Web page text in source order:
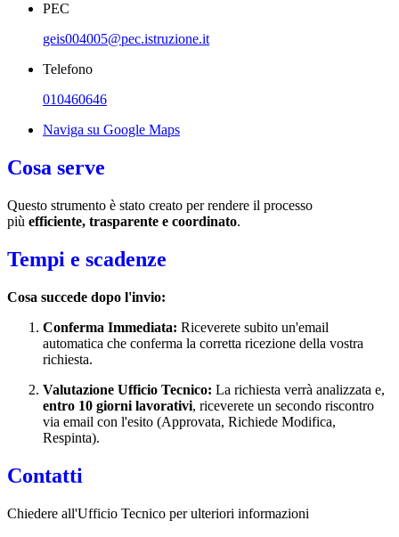
PEC
geis004005@pec.istruzione.it
Telefono
010460646
Naviga su Google Maps
Cosa serve
Questo strumento è stato creato per rendere il processo
più efficiente, trasparente e coordinato.
Tempi e scadenze
Cosa succede dopo l'invio:
Conferma Immediata: Riceverete subito un'email
automatica che conferma la corretta ricezione della vostra
richiesta.
Valutazione Ufficio Tecnico: La richiesta verrà analizzata e,
entro 10 giorni lavorativi, riceverete un secondo riscontro
via email con l'esito (Approvata, Richiede Modifica,
Respinta).
Contatti
Chiedere all'Ufficio Tecnico per ulteriori informazioni